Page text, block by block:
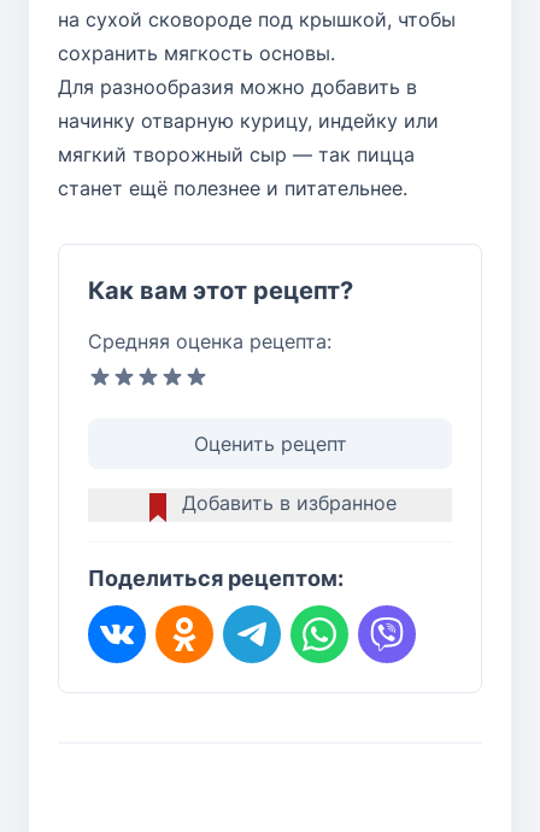
на сухой сковороде под крышкой, чтобы
сохранить мягкость основы.
Для разнообразия можно добавить в
начинку отварную курицу, индейку или
мягкий творожный сыр — так пицца
станет ещё полезнее и питательнее.
Как вам этот рецепт?
Средняя оценка рецепта:
Оценить рецепт
Добавить в избранное
Поделиться рецептом: